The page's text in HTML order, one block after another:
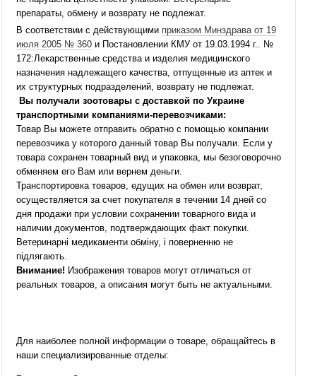
препараты, обмену и возврату не подлежат.
В соответствии с действующими приказом Минздрава от 19
июля 2005 № 360и Постановлении КМУ от 19.03.1994 г.. №
172:Лекарственные средства и изделия медицинского
назначения надлежащего качества, отпущенные из аптек и
их структурных подразделений, возврату не подлежат.
Вы получали зоотовары с доставкой по Украине
транспортными компаниями-перевозчиками:
Товар Вы можете отправить обратно с помощью компании
перевозчика у которого данный товар Вы получали. Если у
товара сохранен товарный вид и упаковка, мы безоговорочно
обменяем его Вам или вернем деньги.
Транспортировка товаров, едущих на обмен или возврат,
осуществляется за счет покупателя в течении 14 дней со
дня продажи при условии сохранении товарного вида и
наличии документов, подтверждающих факт покупки.
Ветеринарні медикаменти обміну, і поверненню не
підлягають.
Внимание! Изображения товаров могут отличаться от
реальных товаров, а описания могут быть не актуальными.
Для наиболее полной информации о товаре, обращайтесь в
наши специализированные отделы: